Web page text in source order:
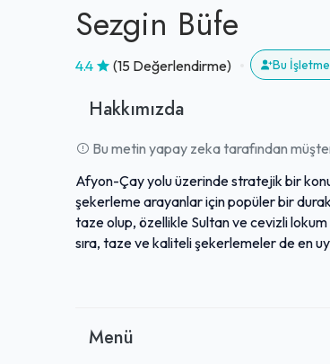
Sezgin Büfe
4.4 (15 Değerlendirme) Bu
Hakkımızda
Bu metin yapay zeka tarafından
Afyon-Çay yolu üzerinde stratejik bir
şekerleme arayanlar için popüler bir
taze olup, özellikle Sultan ve cevizli
sıra, taze ve kaliteli şekerlemeler de en
sayesinde seyahat edenlerin sıkça
Menü